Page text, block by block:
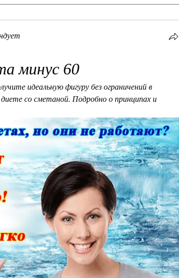
минус 60
идеальную фигуру без ограничений в
со сметаной. Подробно о принципах и